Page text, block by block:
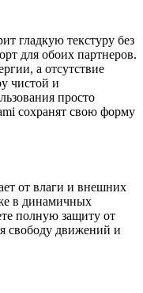
гладкую текстуру без
для обоих партнеров.
а отсутствие
чистой и
просто
сохранят свою форму
от влаги и внешних
в динамичных
полную защиту от
свободу движений и